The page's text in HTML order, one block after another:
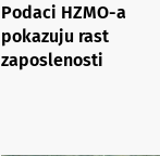
Podaci HZMO-a
pokazuju rast
zaposlenosti